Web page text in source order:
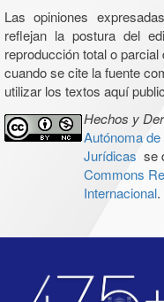
Las opiniones
reflejan la postura del
reproducción total o
cuando se cite la fuente
utilizar los textos aquí
Hechos y
Autónoma
Jurídicas se
Commons
Internacional.